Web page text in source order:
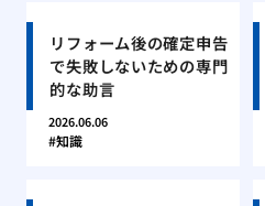
リフォーム後の確定申告
で失敗しないための専門
的な助言
2026.06.06
知識